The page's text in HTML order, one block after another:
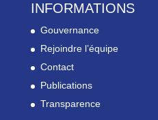
INFORMATIONS
Gouvernance
Rejoindre l’équipe
Contact
Publications
Transparence